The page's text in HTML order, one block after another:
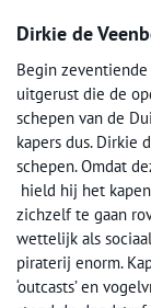
Dirkie de
Begin
uitgerust die de
schepen van de
kapers dus. Dirkie
schepen. Omdat
hield hij het
zichzelf te gaan
wettelijk als
piraterij enorm.
‘outcasts’ en